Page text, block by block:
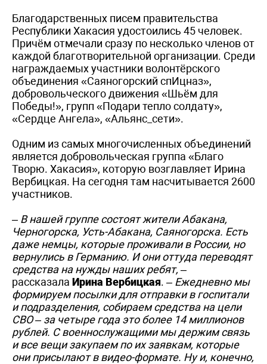
Благодарственных писем правительства
Республики Хакасия удостоились 45 человек.
Причём отмечали сразу по несколько членов от
каждой благотворительной организации. Среди
награждаемых участники волонтёрского
объединения «Саяногорский спИцназ»,
добровольческого движения «Шьём для
Победы!», групп «Подари тепло солдату»,
«Сердце Ангела», «Альянс_сети».
Одним из самых многочисленных объединений
является добровольческая группа «Благо
Творю. Хакасия», которую возглавляет Ирина
Вербицкая. На сегодня там насчитывается 2600
участников.
– В нашей группе состоят жители Абакана,
Черногорска, Усть-Абакана, Саяногорска. Есть
даже немцы, которые проживали в России, но
вернулись в Германию. И они оттуда переводят
средства на нужды наших ребят, –
рассказала Ирина Вербицкая. – Ежедневно мы
формируем посылки для отправки в госпитали
и подразделения, собираем средства на цели
СВО – за четыре года это более 14 миллионов
рублей. С военнослужащими мы держим связь
и все вещи закупаем по их заявкам, которые
они присылают в видео-формате. Ну и, конечно,